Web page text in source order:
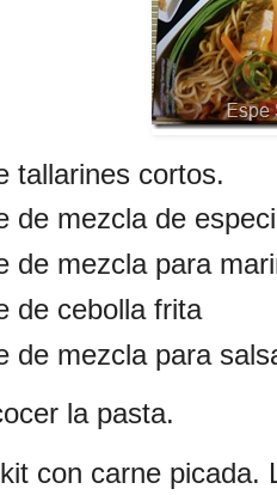
tallarines cortos.
de mezcla de
de mezcla para
de cebolla frita
de mezcla para
la pasta.
con carne picada.